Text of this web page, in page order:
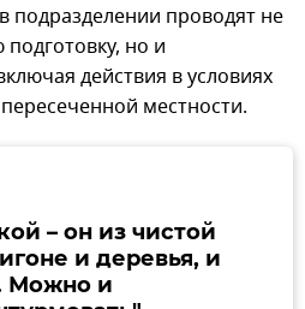
подразделении проводят не
но и
действия в условиях
местности.
– он из чистой
и деревья, и
Можно и